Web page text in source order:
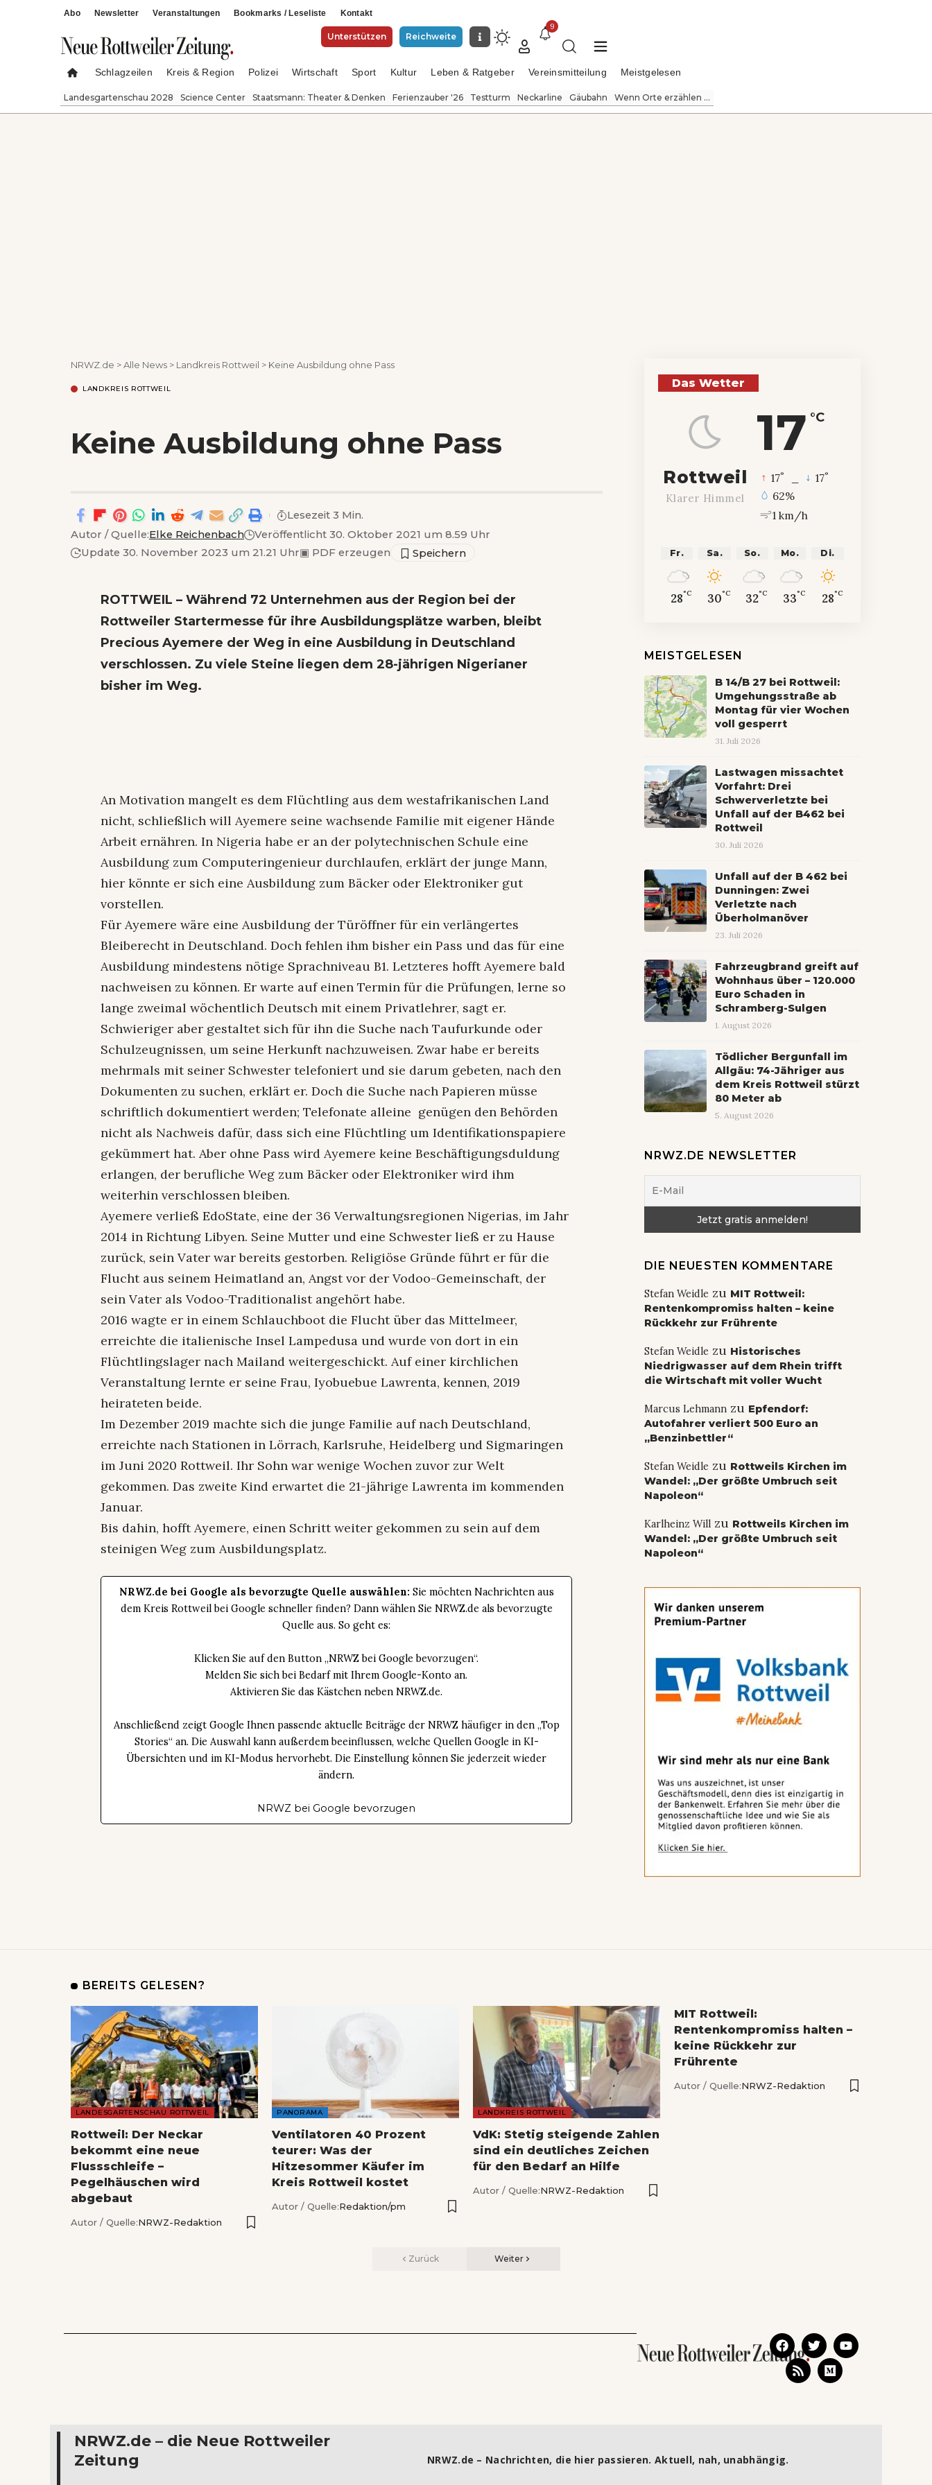
Abo Newsletter Veranstaltungen Bookmarks / Leseliste Kontakt
Unterstützen Reichweite
9
Schlagzeilen Kreis & Region Polizei Wirtschaft Sport Kultur Leben & Ratgeber Vereinsmitteilung Meistgelesen
Landesgartenschau 2028 Science Center Staatsmann: Theater & Denken Ferienzauber '26 Testturm Neckarline Gäubahn Wenn Orte erzählen ...
NRWZ.de >Alle News > Landkreis Rottweil > Keine Ausbildung ohne Pass
LANDKREIS ROTTWEIL
Keine Ausbildung ohne Pass
Autor / Quelle:Elke Reichenbach
Veröffentlicht 30. Oktober 2021 um 8.59 Uhr
Update 30. November 2023 um 21.21 Uhr▣ PDF erzeugen
Lesezeit 3 Min.
ROTTWEIL – Während 72 Unternehmen aus der Region bei der
Rottweiler Startermesse für ihre Ausbildungsplätze warben, bleibt
Precious Ayemere der Weg in eine Ausbildung in Deutschland
verschlossen. Zu viele Steine liegen dem 28-jährigen Nigerianer
bisher im Weg.
An Motivation mangelt es dem Flüchtling aus dem westafrikanischen Land
nicht, schließlich will Ayemere seine wachsende Familie mit eigener Hände
Arbeit ernähren. In Nigeria habe er an der polytechnischen Schule eine
Ausbildung zum Computeringenieur durchlaufen, erklärt der junge Mann,
hier könnte er sich eine Ausbildung zum Bäcker oder Elektroniker gut
vorstellen.
Für Ayemere wäre eine Ausbildung der Türöffner für ein verlängertes
Bleiberecht in Deutschland. Doch fehlen ihm bisher ein Pass und das für eine
Ausbildung mindestens nötige Sprachniveau B1. Letzteres hofft Ayemere bald
nachweisen zu können. Er warte auf einen Termin für die Prüfungen, lerne so
lange zweimal wöchentlich Deutsch mit einem Privatlehrer, sagt er.
Schwieriger aber gestaltet sich für ihn die Suche nach Taufurkunde oder
Schulzeugnissen, um seine Herkunft nachzuweisen. Zwar habe er bereits
mehrmals mit seiner Schwester telefoniert und sie darum gebeten, nach den
Dokumenten zu suchen, erklärt er. Doch die Suche nach Papieren müsse
schriftlich dokumentiert werden; Telefonate alleine genügen den Behörden
nicht als Nachweis dafür, dass sich eine Flüchtling um Identifikationspapiere
gekümmert hat. Aber ohne Pass wird Ayemere keine Beschäftigungsduldung
erlangen, der berufliche Weg zum Bäcker oder Elektroniker wird ihm
weiterhin verschlossen bleiben.
Ayemere verließ EdoState, eine der 36 Verwaltungsregionen Nigerias, im Jahr
2014 in Richtung Libyen. Seine Mutter und eine Schwester ließ er zu Hause
zurück, sein Vater war bereits gestorben. Religiöse Gründe führt er für die
Flucht aus seinem Heimatland an, Angst vor der Vodoo-Gemeinschaft, der
sein Vater als Vodoo-Traditionalist angehört habe.
2016 wagte er in einem Schlauchboot die Flucht über das Mittelmeer,
erreichte die italienische Insel Lampedusa und wurde von dort in ein
Flüchtlingslager nach Mailand weitergeschickt. Auf einer kirchlichen
Veranstaltung lernte er seine Frau, Iyobuebue Lawrenta, kennen, 2019
heirateten beide.
Im Dezember 2019 machte sich die junge Familie auf nach Deutschland,
erreichte nach Stationen in Lörrach, Karlsruhe, Heidelberg und Sigmaringen
im Juni 2020 Rottweil. Ihr Sohn war wenige Wochen zuvor zur Welt
gekommen. Das zweite Kind erwartet die 21-jährige Lawrenta im kommenden
Januar.
Bis dahin, hofft Ayemere, einen Schritt weiter gekommen zu sein auf dem
steinigen Weg zum Ausbildungsplatz.
NRWZ.de bei Google als bevorzugte Quelle auswählen: Sie möchten Nachrichten aus
dem Kreis Rottweil bei Google schneller finden? Dann wählen Sie NRWZ.de als bevorzugte
Quelle aus. So geht es:
Klicken Sie auf den Button „NRWZ bei Google bevorzugen“.
Melden Sie sich bei Bedarf mit Ihrem Google-Konto an.
Aktivieren Sie das Kästchen neben NRWZ.de.
Anschließend zeigt Google Ihnen passende aktuelle Beiträge der NRWZ häufiger in den „Top
Stories“ an. Die Auswahl kann außerdem beeinflussen, welche Quellen Google in KI-
Übersichten und im KI-Modus hervorhebt. Die Einstellung können Sie jederzeit wieder
ändern.
NRWZ bei Google bevorzugen
Das Wetter
17 °C
Rottweil
Klarer Himmel
17° 17°
62%
1 km/h
Fr.
28°C
Sa.
30°C
So.
32°C
Mo.
33°C
Di.
28°C
MEISTGELESEN
B 14/B 27 bei Rottweil:
Umgehungsstraße ab
Montag für vier Wochen
voll gesperrt
31. Juli 2026
Lastwagen missachtet
Vorfahrt: Drei
Schwerverletzte bei
Unfall auf der B462 bei
Rottweil
30. Juli 2026
Unfall auf der B 462 bei
Dunningen: Zwei
Verletzte nach
Überholmanöver
23. Juli 2026
Fahrzeugbrand greift auf
Wohnhaus über – 120.000
Euro Schaden in
Schramberg-Sulgen
1. August 2026
Tödlicher Bergunfall im
Allgäu: 74-Jähriger aus
dem Kreis Rottweil stürzt
80 Meter ab
5. August 2026
NRWZ.DE NEWSLETTER
DIE NEUESTEN KOMMENTARE
Stefan Weidle zu MIT Rottweil:
Rentenkompromiss halten – keine
Rückkehr zur Frührente
Stefan Weidle zu Historisches
Niedrigwasser auf dem Rhein trifft
die Wirtschaft mit voller Wucht
Marcus Lehmannzu Epfendorf:
Autofahrer verliert 500 Euro an
„Benzinbettler“
Stefan Weidle zu Rottweils Kirchen im
Wandel: „Der größte Umbruch seit
Napoleon“
Karlheinz Willzu Rottweils Kirchen im
Wandel: „Der größte Umbruch seit
Napoleon“
BEREITS GELESEN?
LANDESGARTENSCHAU ROTTWEIL
Rottweil: Der Neckar
bekommt eine neue
Flussschleife –
Pegelhäuschen wird
abgebaut
Autor / Quelle:NRWZ-Redaktion
PANORAMA
Ventilatoren 40 Prozent
teurer: Was der
Hitzesommer Käufer im
Kreis Rottweil kostet
Autor / Quelle:Redaktion/pm
LANDKREIS ROTTWEIL
VdK: Stetig steigende Zahlen
sind ein deutliches Zeichen
für den Bedarf an Hilfe
Autor / Quelle:NRWZ-Redaktion
MIT Rottweil:
Rentenkompromiss halten –
keine Rückkehr zur
Frührente
Autor / Quelle:NRWZ-Redaktion
Zurück Weiter
NRWZ.de – die Neue Rottweiler
Zeitung
NRWZ.de – Nachrichten, die hier passieren. Aktuell, nah, unabhängig.